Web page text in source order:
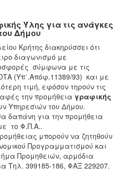
Ύλης για τις ανάγκες
Δήμου
Κρήτης διακηρύσσει ότι
διαγωνισμό με
σύμφωνα με τις
(Υπ΄.Απόφ.11389/93) και με
τιμή, εφόσον τηρούν τις
την προμήθεια γραφικής
Υπηρεσιών του Δήμου.
δαπάνη για την προμήθεια
το Φ.Π.Α..
μπορούν να ζητηθούν
Προγραμματισμού και
Προμηθειών, αρμόδια
Τηλ. 399185-186, ΦΑΞ 229207.